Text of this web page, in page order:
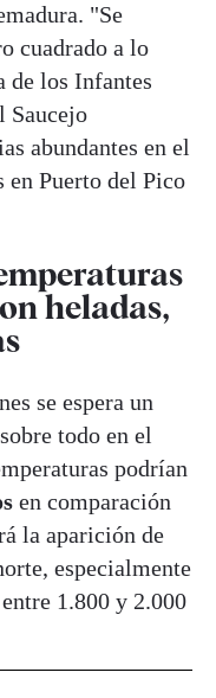
"Se
cuadrado a lo
de los Infantes
Saucejo
abundantes en el
Puerto del Pico
heladas,
se espera un
todo en el
podrían
en comparación
la aparición de
especialmente
1.800 y 2.000